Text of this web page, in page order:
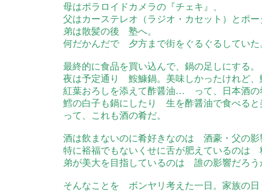
母はポラロイドカメラの『チェキ』、
父はカーステレオ（ラジオ・カセット）とポ
弟は散髪の後 塾へ。
何だかんだで 夕方まで街をぐるぐるしていた
最終的に食品を買い込んで、鍋の足しにする。
夜は予定通り 鮟鱇鍋。美味しかったけれど
紅葉おろしを添えて酢醤油… って、日本酒の
鱈の白子も鍋にしたり 生を酢醤油で食べると
って、これも酒の肴だ。
酒は飲まないのに肴好きなのは 酒豪・父の影
特に裕福でもないくせに舌が肥えているのは
弟が美大を目指しているのは 誰の影響だろ
そんなことを ボンヤリ考えた一日。家族の日